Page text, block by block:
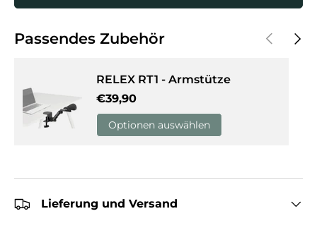
Passendes Zubehör Vorherige
RELEX RT1 - Armstütze
Normaler Preis
€39,90
Optionen auswählen
Lieferung und Versand